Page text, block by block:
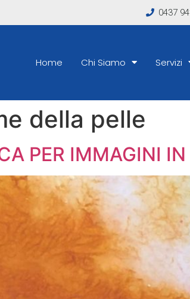
0437
Home Chi Siamo Servizi
della pelle
PER IMMAGINI